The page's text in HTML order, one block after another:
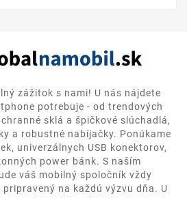
zážitok s nami! U nás nájdete
potrebuje - od trendových
sklá a špičkové slúchadlá,
a robustné nabíjačky. Ponúkame
univerzálnych USB konektorov,
power bánk. S naším
váš mobilný spoločník vždy
na každú výzvu dňa. U